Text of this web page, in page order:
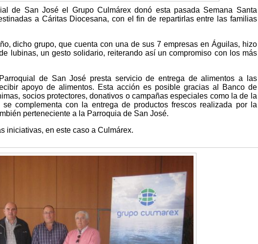
de San José el Grupo Culmárex donó esta pasada Semana Santa
a Cáritas Diocesana, con el fin de repartirlas entre las familias
dicho grupo, que cuenta con una de sus 7 empresas en Águilas, hizo
lubinas, un gesto solidario, reiterando así un compromiso con los más
de San José presta servicio de entrega de alimentos a las
apoyo de alimentos. Esta acción es posible gracias al Banco de
socios protectores, donativos o campañas especiales como la de la
complementa con la entrega de productos frescos realizada por la
perteneciente a la Parroquia de San José.
iniciativas, en este caso a Culmárex.